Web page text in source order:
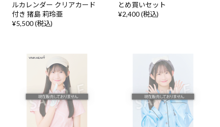
ルカレンダー クリアカード
付き 猪島 莉玲亜
¥5,500 (税込)
とめ買いセット
¥2,400 (税込)